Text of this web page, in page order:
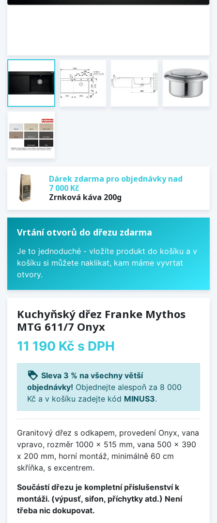
Dárek zdarma pro objednávky nad
7 000 Kč
Zrnková káva 200g
Vrtání otvorů do dřezu zdarma
Je to jednoduché - vložíte produkt do košíku a v
košíku si můžete naklikat, kam máme vyvrtat
otvory.
Kuchyňský dřez Franke Mythos
MTG 611/7 Onyx
11 190 Kč s DPH
loyalty Sleva 3 % na všechny větší
objednávky! Objednejte alespoň za 8 000
Kč a v košíku zadejte kód MINUS3.
Granitový dřez s odkapem, provedení Onyx, vana
vpravo, rozměr 1000 x 515 mm, vana 500 x 390
x 200 mm, horní montáž, minimálně 60 cm
skříňka, s excentrem.
Součástí dřezu je kompletní příslušenství k
montáži. (výpusť, sifon, příchytky atd.) Není
třeba nic dokupovat.